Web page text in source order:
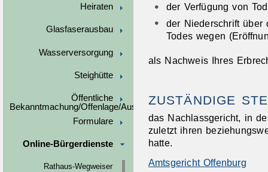
Heiraten
Glasfaserausbau
Wasserversorgung
Steighütte
Öffentliche
Bekanntmachung/Offenlage/Ausschreibungen
Formulare
Online-Bürgerdienste
Rathaus-Wegweiser
der Verfügung von
der Niederschrift über
Todes wegen
als Nachweis Ihres
ZUSTÄNDIGE
das Nachlassgericht, in
zuletzt ihren
hatte.
Amtsgericht Offenburg